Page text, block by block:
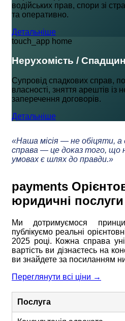
водійських прав, спори зі
та оперативно.
Детальніше
touch_app home
Нерухомість /
Супровід спадкових справ,
власності, зняття арештів із
заперечення договорів.
Детальніше
«Наша місія — не обіцяти, а
справа — це доказ того, що
умовах є шлях до правди.»
payments
юридичні послуги
Ми дотримуємося
публікуємо реальні
2025 році. Кожна справа
вартість ви дізнаєтесь на
ви знайдете за посиланням
Переглянути всі ціни →
Послуга